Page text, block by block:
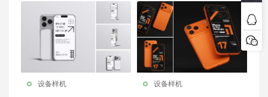
设备样机 设备样机